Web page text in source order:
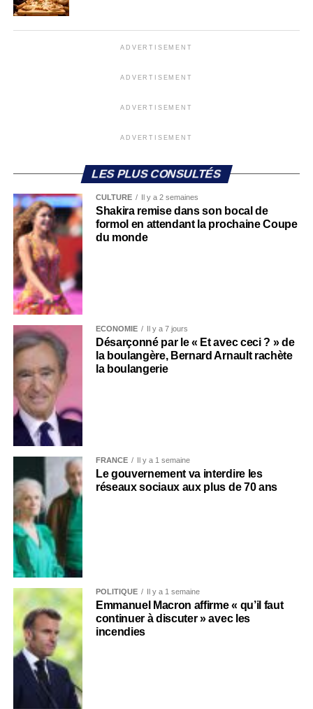
ADVERTISEMENT
ADVERTISEMENT
ADVERTISEMENT
ADVERTISEMENT
LES PLUS CONSULTÉS
CULTURE Il y a 2 semaines
Shakira remise dans son bocal de
formol en attendant la prochaine Coupe
du monde
ECONOMIE Il y a 7 jours
Désarçonné par le « Et avec ceci ? » de
la boulangère, Bernard Arnault rachète
la boulangerie
FRANCE Il y a 1 semaine
Le gouvernement va interdire les
réseaux sociaux aux plus de 70 ans
POLITIQUE Il y a 1 semaine
Emmanuel Macron affirme « qu’il faut
continuer à discuter » avec les
incendies